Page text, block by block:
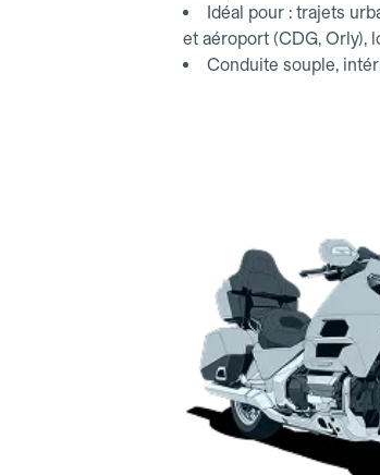
Idéal pour : trajets
et aéroport (CDG, Orly),
Conduite souple,